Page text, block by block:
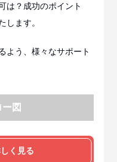
は？成功のポイント
します。
よう、様々なサポート
図
く見る